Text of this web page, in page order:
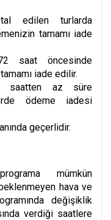
edilen turlarda
tamamı iade
saat öncesinde
iade edilir.
saatten az süre
ödeme iadesi
geçerlidir.
mümkün
hava ve
değişiklik
verdiği saatlere